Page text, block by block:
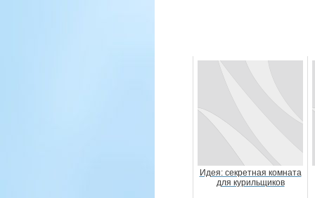
Идея: секретная комната
для курильщиков